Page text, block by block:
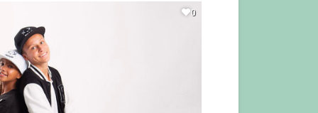
0